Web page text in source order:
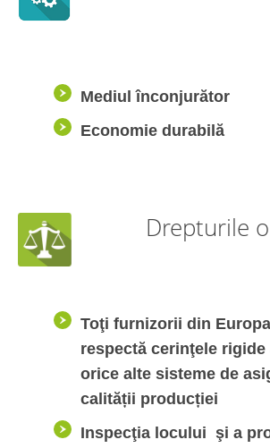
Mediul înconjurător
Economie durabilă
Drepturile
Toţi furnizorii din
respectă cerinţele rigide
orice alte sisteme de
calității producției
Inspecţia locului şi a